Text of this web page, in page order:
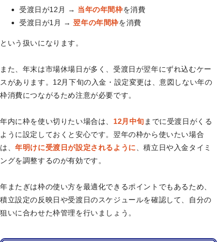
受渡日が12月 → 当年の年間枠を消費
受渡日が1月 →翌年の年間枠を消費
という扱いになります。
また、年末は市場休場日が多く、受渡日が翌年にずれ込むケー
スがあります。12月下旬の入金・設定変更は、意図しない年の
枠消費につながるため注意が必要です。
年内に枠を使い切りたい場合は、 12月中旬 までに受渡日がくる
ように設定しておくと安心です。翌年の枠から使いたい場合
は、年明けに受渡日が設定されるように
、積立日や入金タイミ
ングを調整するのが有効です。
年またぎは枠の使い方を最適化できるポイントでもあるため、
積立設定の反映日や受渡日のスケジュールを確認して、自分の
狙いに合わせた枠管理を行いましょう。